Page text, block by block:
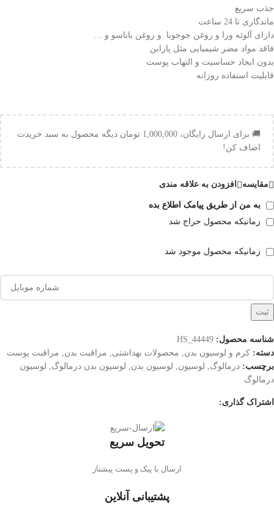
جذب سریع
ماندگاری تا 24 ساعت
دارای آلوئه ورا و روغن جوجوبا و روغن باباسو و …
فاقد مواد مضر شیمیایی مثل پارابن
بدون ایجاد حساسیت و التهاب پوست
قابلیت استفاده روزانه
🚚 برای ارسال رایگان، 1,000,000 تومان دیگه محصول به سبد خریدت
اضاف کن!
مقایسه افزودن به علاقه مندی
به من از طریق پیامک اطلاع بده
زمانیکه محصول حراج شد
زمانیکه محصول موجود شد
ثبت
شناسه محصول: HS_44449
دسته: کرم و لوسيون بدن محصولات بهداشتی مراقبت بدن
مراقبت پوست
برچسب: درمالوگ لوسیون لوسیون بدن لوسیون بدن درمالوگ
لوسیون
درمالوگ
اشتراک گذاری:
تحویل سریع
ارسال با پیک و پست پیشتاز
پشتیبانی آنلاین